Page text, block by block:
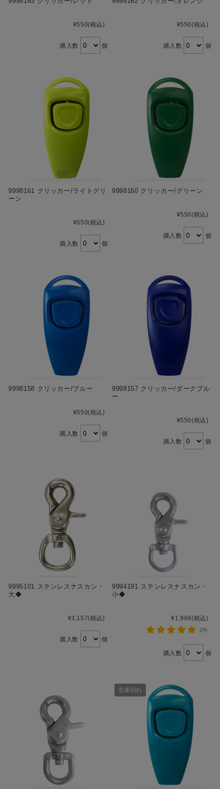
¥550(税込)
購入数 個
¥550(税込)
購入数 個
9998161 クリッカー/ライトグリ
ーン
¥550(税込)
購入数 個
9998160 クリッカー/グリーン
¥550(税込)
購入数 個
9998158 クリッカー/ブルー
¥550(税込)
購入数 個
9998157 クリッカー/ダークブル
ー
¥550(税込)
購入数 個
9995101 ステンレスナスカン・
大◆
¥3,157(税込)
購入数 個
9994191 ステンレスナスカン・
小◆
¥1,969(税込)
2件
購入数 個
在庫切れ